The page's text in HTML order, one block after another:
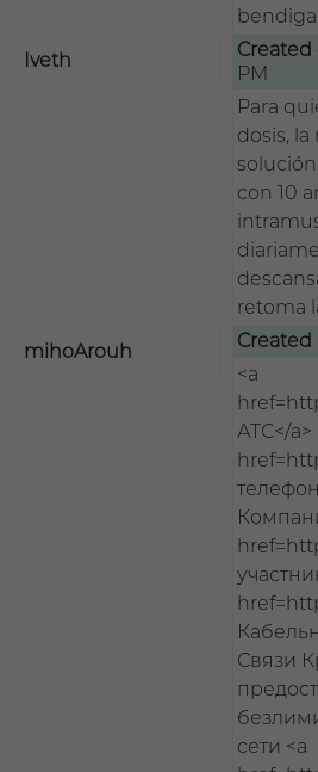
bendiga
Iveth
Created
PM
Para
dosis,
con 10
retoma
mihoArouh
Created
<a
АТС</a>
Связи
сети <a